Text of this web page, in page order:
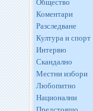
Общество
Коментари
Разследване
Култура и спорт
Интервю
Скандално
Местни избори
Любопитно
Национални